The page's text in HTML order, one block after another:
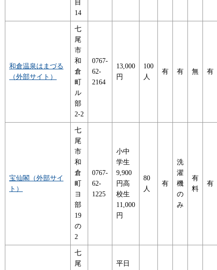
目
14
和倉温泉はまづる
（外部サイト）
七
尾
市
和
倉
町
ル
部
2-2
0767-
62-
2164
13,000
円
100
人
有 有 無 有
宝仙閣（外部サイ
ト）
七
尾
市
和
倉
町
ヨ
部
19
の
2
0767-
62-
1225
小中
学生
9,900
円高
校生
11,000
円
80
人
有
洗
濯
機
の
み
有
料
有
七
尾
平日